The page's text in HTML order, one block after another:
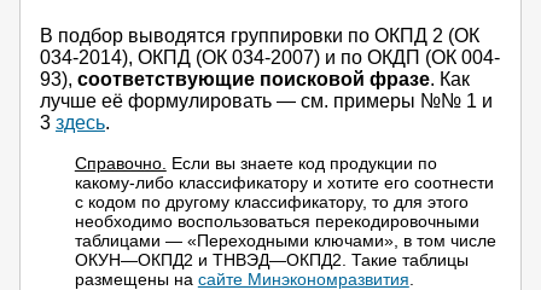
В подбор выводятся группировки по ОКПД 2 (ОК
034-2014), ОКПД (ОК 034-2007) и по ОКДП (ОК 004-
93), соответствующие поисковой фразе. Как
лучше её формулировать — см. примеры №№ 1 и
3 здесь.
Справочно. Если вы знаете код продукции по
какому-либо классификатору и хотите его соотнести
с кодом по другому классификатору, то для этого
необходимо воспользоваться перекодировочными
таблицами — «Переходными ключами», в том числе
ОКУН—ОКПД2 и ТНВЭД—ОКПД2. Такие таблицы
размещены на сайте Минэкономразвития